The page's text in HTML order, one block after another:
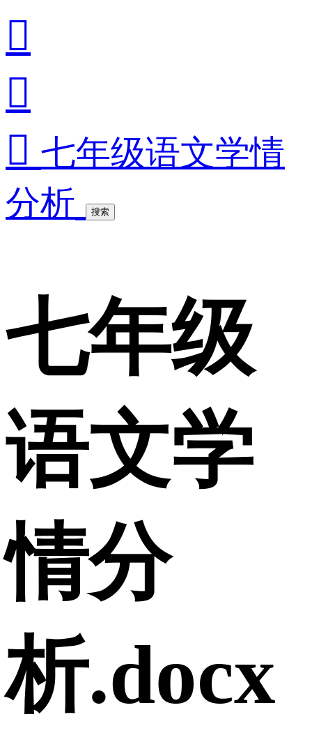


 七年级语文学情
分析
搜索
七年级
语文学
情分
析.docx